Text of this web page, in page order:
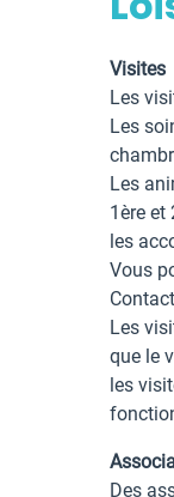
Visites
Les
Les
Les
1ère et
les
Vous
Les
que le
les
Des